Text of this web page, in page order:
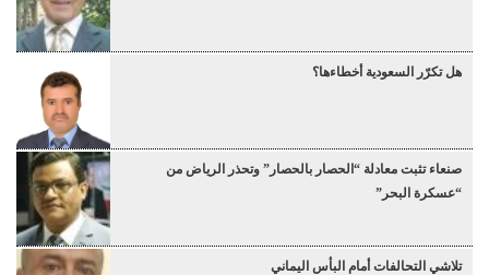
هل تكرّر السعودية أخطاءها؟
صنعاء تثبت معادلة “الحصار بالحصار” وتحذر الرياض من
“عسكرة البحر”
تلاشي التحالفات أمام البأس اليماني